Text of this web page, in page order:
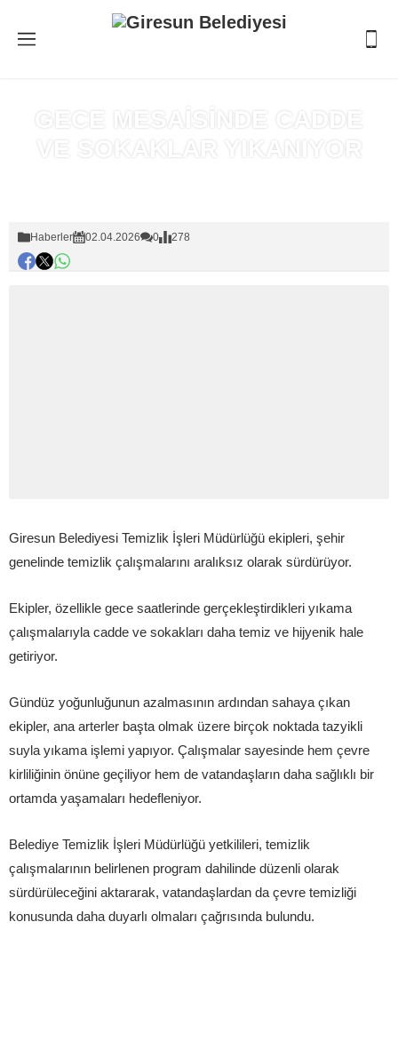
GECE MESAİSİNDE CADDE
VE SOKAKLAR YIKANIYOR
Haberler 02.04.2026 0 278
Giresun Belediyesi Temizlik İşleri Müdürlüğü ekipleri, şehir
genelinde temizlik çalışmalarını aralıksız olarak sürdürüyor.
Ekipler, özellikle gece saatlerinde gerçekleştirdikleri yıkama
çalışmalarıyla cadde ve sokakları daha temiz ve hijyenik hale
getiriyor.
Gündüz yoğunluğunun azalmasının ardından sahaya çıkan
ekipler, ana arterler başta olmak üzere birçok noktada tazyikli
suyla yıkama işlemi yapıyor. Çalışmalar sayesinde hem çevre
kirliliğinin önüne geçiliyor hem de vatandaşların daha sağlıklı bir
ortamda yaşamaları hedefleniyor.
Belediye Temizlik İşleri Müdürlüğü yetkilileri, temizlik
çalışmalarının belirlenen program dahilinde düzenli olarak
sürdürüleceğini aktararak, vatandaşlardan da çevre temizliği
konusunda daha duyarlı olmaları çağrısında bulundu.